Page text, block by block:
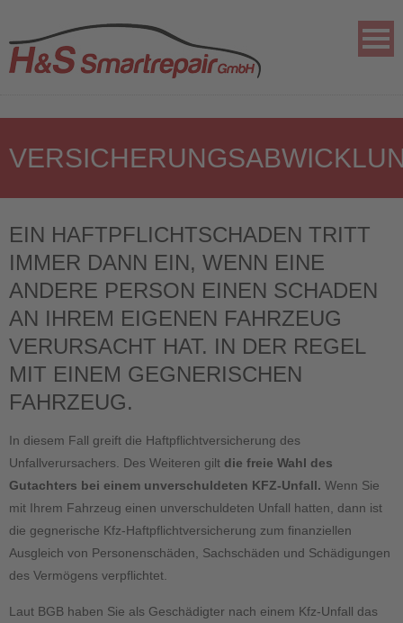
EIN HAFTPFLICHTSCHADEN TRITT
IMMER DANN EIN, WENN EINE
ANDERE PERSON EINEN SCHADEN
AN IHREM EIGENEN FAHRZEUG
VERURSACHT HAT. IN DER REGEL
MIT EINEM GEGNERISCHEN
FAHRZEUG.
In diesem Fall greift die Haftpflichtversicherung des
Unfallverursachers. Des Weiteren gilt die freie Wahl des
Gutachters bei einem unverschuldeten KFZ-Unfall. Wenn Sie
mit Ihrem Fahrzeug einen unverschuldeten Unfall hatten, dann ist
die gegnerische Kfz-Haftpflichtversicherung zum finanziellen
Ausgleich von Personenschäden, Sachschäden und Schädigungen
des Vermögens verpflichtet.
Laut BGB haben Sie als Geschädigter nach einem Kfz-Unfall das